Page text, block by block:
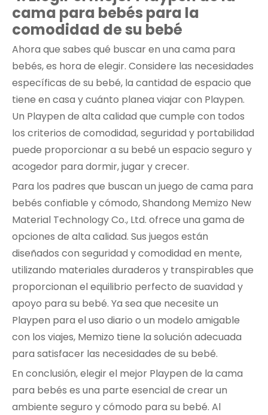
cama para bebés para la
comodidad de su bebé
Ahora que sabes qué buscar en una cama para
bebés, es hora de elegir. Considere las necesidades
específicas de su bebé, la cantidad de espacio que
tiene en casa y cuánto planea viajar con Playpen.
Un Playpen de alta calidad que cumple con todos
los criterios de comodidad, seguridad y portabilidad
puede proporcionar a su bebé un espacio seguro y
acogedor para dormir, jugar y crecer.
Para los padres que buscan un juego de cama para
bebés confiable y cómodo, Shandong Memizo New
Material Technology Co., Ltd. ofrece una gama de
opciones de alta calidad. Sus juegos están
diseñados con seguridad y comodidad en mente,
utilizando materiales duraderos y transpirables que
proporcionan el equilibrio perfecto de suavidad y
apoyo para su bebé. Ya sea que necesite un
Playpen para el uso diario o un modelo amigable
con los viajes, Memizo tiene la solución adecuada
para satisfacer las necesidades de su bebé.
En conclusión, elegir el mejor Playpen de la cama
para bebés es una parte esencial de crear un
ambiente seguro y cómodo para su bebé. Al